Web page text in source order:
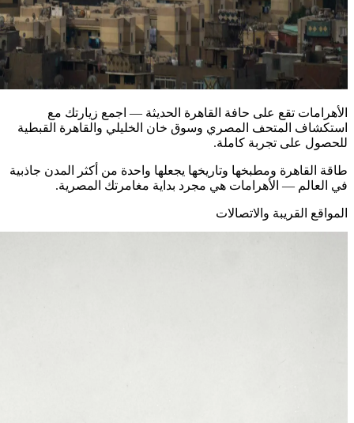
الأهرامات تقع على حافة القاهرة الحديثة — اجمع زيارتك مع
استكشاف المتحف المصري وسوق خان الخليلي والقاهرة القبطية
للحصول على تجربة كاملة.
طاقة القاهرة ومطبخها وتاريخها يجعلها واحدة من أكثر المدن جاذبية
في العالم — الأهرامات هي مجرد بداية مغامرتك المصرية.
المواقع القريبة والاتصالات